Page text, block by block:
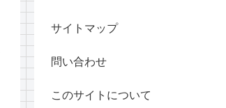
サイトマップ
問い合わせ
このサイトについて